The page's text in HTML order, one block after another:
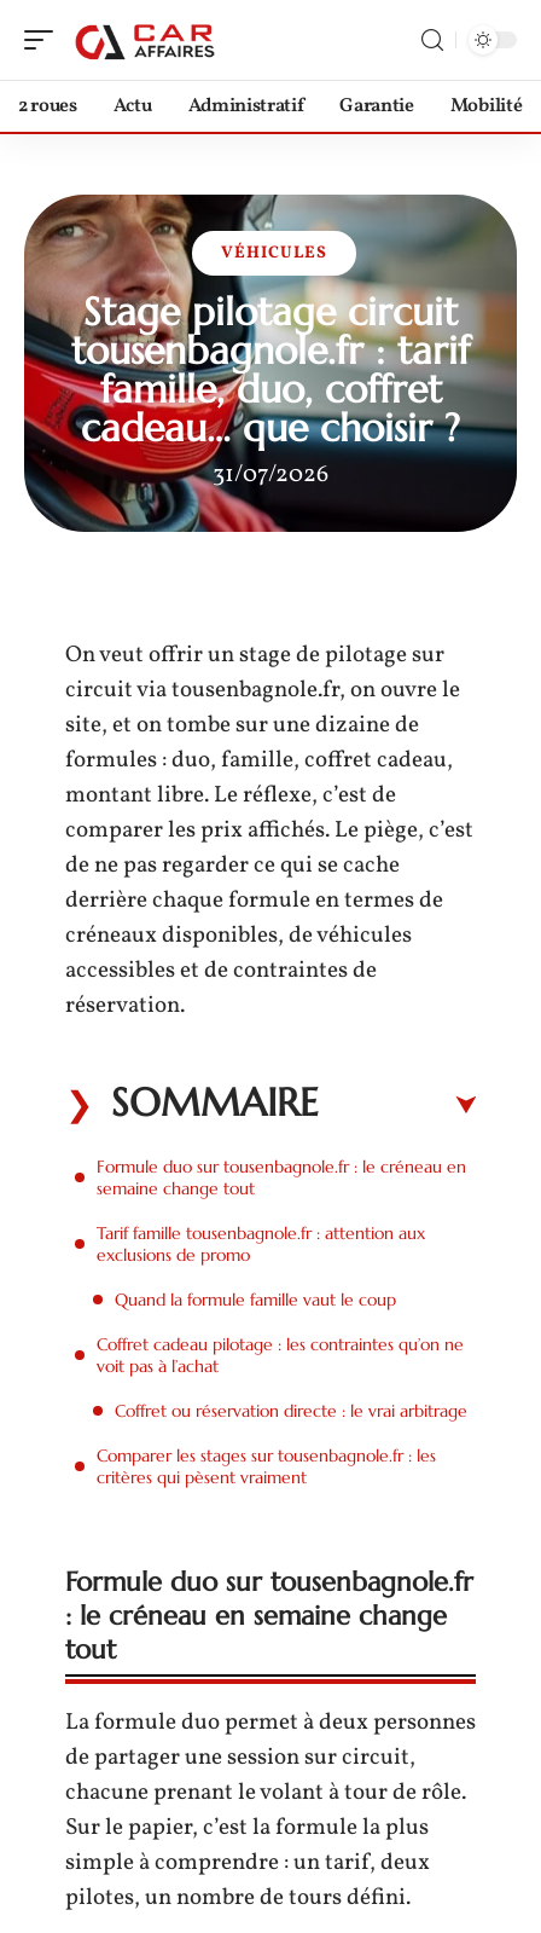
2 roues Actu Administratif Garantie Mobilité
VÉHICULES
Stage pilotage circuit
tousenbagnole.fr : tarif
famille, duo, coffret
cadeau… que choisir ?
31/07/2026
On veut offrir un stage de pilotage sur
circuit via tousenbagnole.fr, on ouvre le
site, et on tombe sur une dizaine de
formules : duo, famille, coffret cadeau,
montant libre. Le réflexe, c’est de
comparer les prix affichés. Le piège, c’est
de ne pas regarder ce qui se cache
derrière chaque formule en termes de
créneaux disponibles, de véhicules
accessibles et de contraintes de
réservation.
SOMMAIRE
Formule duo sur tousenbagnole.fr : le créneau en
semaine change tout
Tarif famille tousenbagnole.fr : attention aux
exclusions de promo
Quand la formule famille vaut le coup
Coffret cadeau pilotage : les contraintes qu’on ne
voit pas à l’achat
Coffret ou réservation directe : le vrai arbitrage
Comparer les stages sur tousenbagnole.fr : les
critères qui pèsent vraiment
Formule duo sur tousenbagnole.fr
: le créneau en semaine change
tout
La formule duo permet à deux personnes
de partager une session sur circuit,
chacune prenant le volant à tour de rôle.
Sur le papier, c’est la formule la plus
simple à comprendre : un tarif, deux
pilotes, un nombre de tours défini.